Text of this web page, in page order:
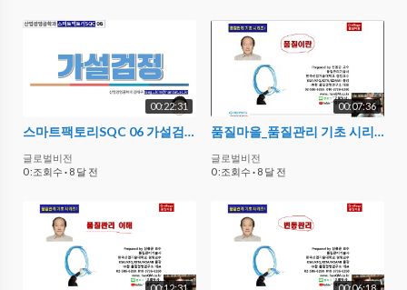
00:22:31
스마트팩토리SQC 06 가설검정 4
글로벌비전
0 :조회수 · 8 달 전
00:07:36
품질마을_품질관리 기초 시리즈1_품질이란
글로벌비전
0 :조회수 · 8 달 전